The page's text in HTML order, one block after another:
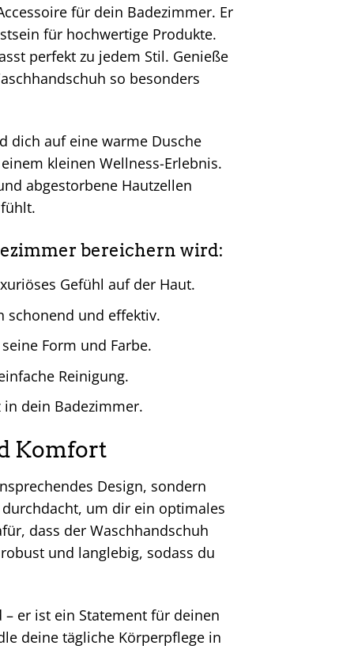
für dein Badezimmer. Er
für hochwertige Produkte.
perfekt zu jedem Stil. Genieße
so besonders
dich auf eine warme Dusche
kleinen Wellness-Erlebnis.
abgestorbene Hautzellen
bereichern wird:
Gefühl auf der Haut.
schonend und effektiv.
Form und Farbe.
Reinigung.
dein Badezimmer.
Komfort
Design, sondern
um dir ein optimales
dass der Waschhandschuh
und langlebig, sodass du
er ist ein Statement für deinen
deine tägliche Körperpflege in